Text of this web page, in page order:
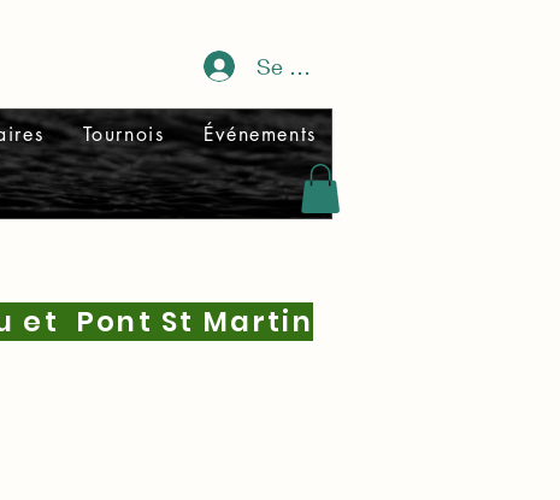
Se connecter
Tournois Événements
et Pont St Martin